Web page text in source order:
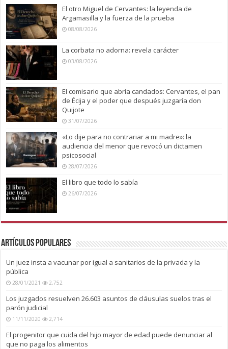
El otro Miguel de Cervantes: la leyenda de
Argamasilla y la fuerza de la prueba
08/08/2026
La corbata no adorna: revela carácter
03/08/2026
El comisario que abría candados: Cervantes, el pan
de Écija y el poder que después juzgaría don
Quijote
31/07/2026
«Lo dije para no contrariar a mi madre»: la
audiencia del menor que revocó un dictamen
psicosocial
28/07/2026
El libro que todo lo sabía
26/07/2026
Artículos Populares
Un juez insta a vacunar por igual a sanitarios de la privada y la
pública
28/01/2021 2,752
Los juzgados resuelven 26.603 asuntos de cláusulas suelos tras el
parón judicial
11/11/2020 2,714
El progenitor que cuida del hijo mayor de edad puede denunciar al
que no paga los alimentos